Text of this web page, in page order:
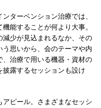
ターベンション治療では、
能することが何より大事。
少が見込まれるなか、その
思いから、会のテーマや内
治療で用いる機器・資材の
露するセッションも設け
アピール。さまざまなセッシ